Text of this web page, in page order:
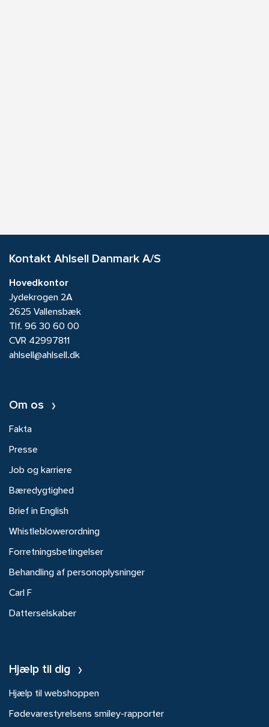
Kontakt Ahlsell Danmark A/S
Hovedkontor
Jydekrogen 2A
2625 Vallensbæk
Tlf. 96 30 60 00
CVR 42997811
ahlsell@ahlsell.dk
Om os
Fakta
Presse
Job og karriere
Bæredygtighed
Brief in English
Whistleblowerordning
Forretningsbetingelser
Behandling af personoplysninger
Carl F
Datterselskaber
Hjælp til dig
Hjælp til webshoppen
Fødevarestyrelsens smiley-rapporter